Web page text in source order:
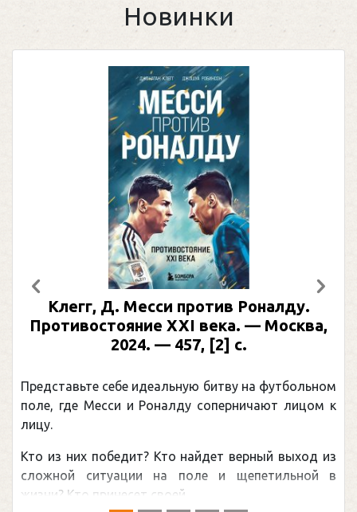
Новинки
Д. Месси против Роналду.
XXI века. — Москва,
2024. — 457, [2] с.
себе идеальную битву на футбольном
Месси и Роналду соперничают лицом к
победит? Кто найдет верный выход из
ситуации на поле и щепетильной в
принесет своей ...
мире.Перед
Предыдущий